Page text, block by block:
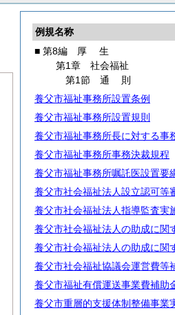
例規名称
■ 第8編 厚 生
第1章 社会福祉
第1節 通 則
養父市福祉事務所設置条例
養父市福祉事務所設置規則
養父市福祉事務所長に対する事
養父市福祉事務所事務決裁規程
養父市福祉事務所嘱託医設置要
養父市社会福祉法人設立認可等
養父市社会福祉法人指導監査実
養父市社会福祉法人の助成に関
養父市社会福祉法人の助成に関
養父市社会福祉協議会運営費等
養父市福祉有償運送事業費補助
養父市重層的支援体制整備事業